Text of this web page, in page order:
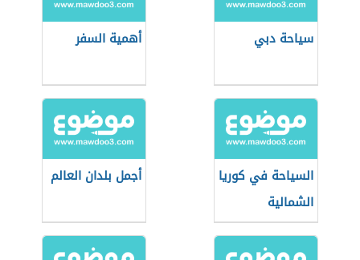
سياحة دبي أهمية السفر
السياحة في كوريا
الشمالية
أجمل بلدان العالم